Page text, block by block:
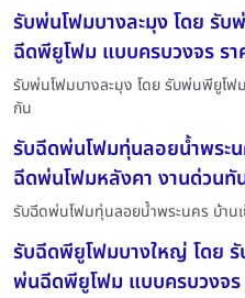
รับพ่นโฟมบางละมุง โดย รั
ฉีดพียูโฟม แบบครบวงจร รา
รับพ่นโฟมบางละมุง โดย รับพ่นพียูโ
กัน
รับฉีดพ่นโฟมทุ่นลอยน้ำพระ
ฉีดพ่นโฟมหลังคา งานด่วน
รับฉีดพ่นโฟมทุ่นลอยน้ำพระนคร บ้าน
รับฉีดพียูโฟมบางใหญ่ โดย
พ่นฉีดพียูโฟม แบบครบวงจร